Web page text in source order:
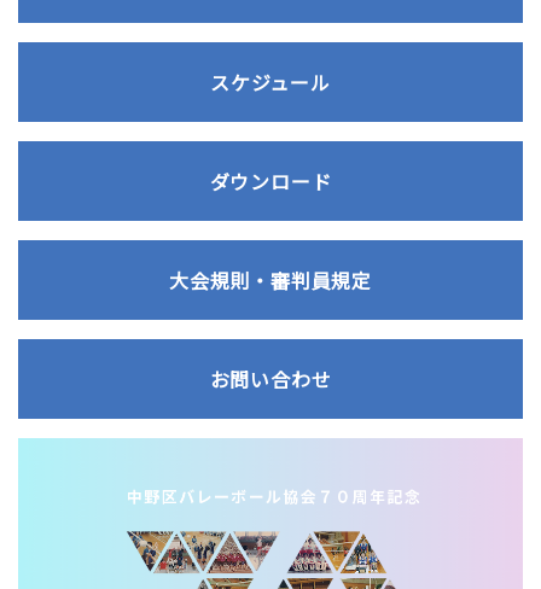
スケジュール
ダウンロード
大会規則・審判員規定
お問い合わせ